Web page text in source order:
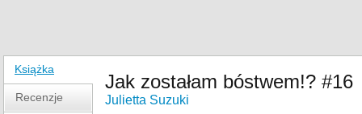
Książka
Recenzje
Jak zostałam bóstwem!? #16
Julietta Suzuki